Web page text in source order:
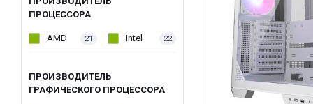
ПРОЦЕССОРА
AMD 21 Intel 22
ПРОИЗВОДИТЕЛЬ
ГРАФИЧЕСКОГО ПРОЦЕССОРА